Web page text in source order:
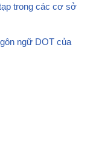
trong các cơ sở
ngữ DOT của